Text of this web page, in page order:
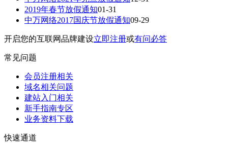
2019年春节放假通知01-31
中万网络2017国庆节放假通知09-29
开启您的互联网品牌建设立即注册或有问必答
常见问题
会员注册相关
域名相关问题
建站入门相关
新手指南专区
业务资料下载
快速通道